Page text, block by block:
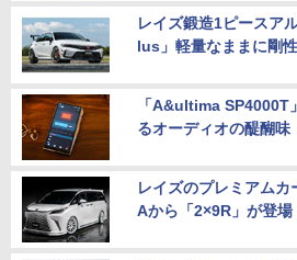
レイズ鍛造1ピースア
lus」軽量なままに剛
「A&ultima SP4000T
るオーディオの醍醐味
レイズのプレミアム
Aから「2×9R」が登場